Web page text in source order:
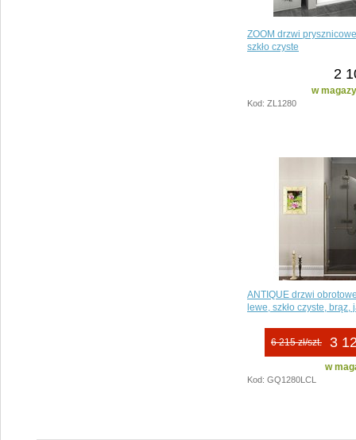
ZOOM drzwi
szkło czyste
2
w
Kod: ZL1280
ANTIQUE drzwi
lewe, szkło czyste, brąz,
3
6 215 zł/szt.
w
Kod: GQ1280LCL